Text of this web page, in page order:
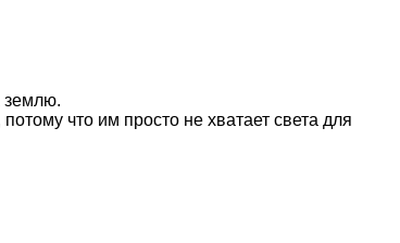
землю.
что им просто не хватает света для